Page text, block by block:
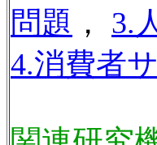
問題 ， 3.
4.消費者